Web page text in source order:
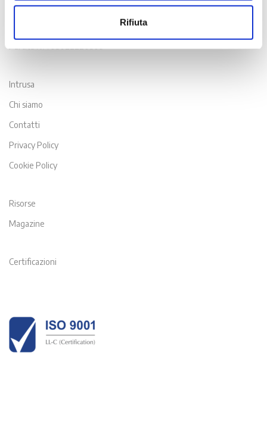
Rifiuta
T. +39 0432 163 8865
Intrusa
Chi siamo
Contatti
Privacy Policy
Cookie Policy
Risorse
Magazine
Certificazioni